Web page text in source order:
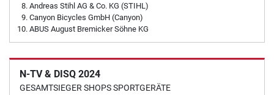
Andreas Stihl AG & Co. KG (STIHL)
Canyon Bicycles GmbH (Canyon)
ABUS August Bremicker Söhne KG
N-TV & DISQ 2024
GESAMTSIEGER SHOPS SPORTGERÄTE